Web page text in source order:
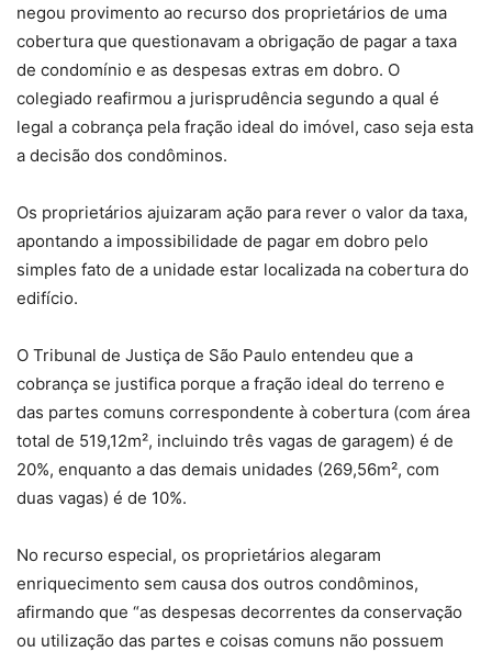
negou provimento ao recurso dos proprietários de uma
cobertura que questionavam a obrigação de pagar a taxa
de condomínio e as despesas extras em dobro. O
colegiado reafirmou a jurisprudência segundo a qual é
legal a cobrança pela fração ideal do imóvel, caso seja esta
a decisão dos condôminos.
Os proprietários ajuizaram ação para rever o valor da taxa,
apontando a impossibilidade de pagar em dobro pelo
simples fato de a unidade estar localizada na cobertura do
edifício.
O Tribunal de Justiça de São Paulo entendeu que a
cobrança se justifica porque a fração ideal do terreno e
das partes comuns correspondente à cobertura (com área
total de 519,12m², incluindo três vagas de garagem) é de
20%, enquanto a das demais unidades (269,56m², com
duas vagas) é de 10%.
No recurso especial, os proprietários alegaram
enriquecimento sem causa dos outros condôminos,
afirmando que “as despesas decorrentes da conservação
ou utilização das partes e coisas comuns não possuem